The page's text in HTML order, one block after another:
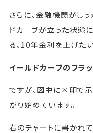
さらに、金融機関がし
ドカーブが立った状態
る、10年金利を上げた
イールドカーブのフラ
ですが、図中に×印で
がり始めています。
右のチャートに書かれ